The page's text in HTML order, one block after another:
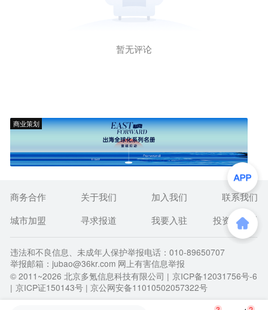
暂无评论
商业策划
商务合作 关于我们 加入我们
联系我们
城市加盟
寻求报道 我要入驻 投资者关系
违法和不良信息、未成年人保护举报电话：010-89650707
举报邮箱：jubao@36kr.com 网上有害信息举报
© 2011~2026 北京多氪信息科技有限公司 | 京ICP备12031756号-6
| 京ICP证150143号 | 京公网安备11010502057322号